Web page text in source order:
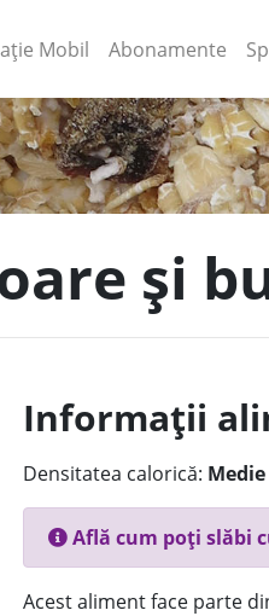
Mobil (current)
Abonamente
și
Informații
Densitatea calorică:
Află cum poți slăbi
Acest aliment face parte